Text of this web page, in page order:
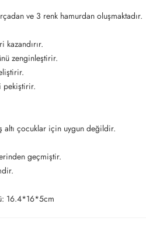
ve 3 renk hamurdan oluşmaktadır.
kazandırır.
zenginleştirir.
pekiştirir.
altı çocuklar için uygun değildir.
geçmiştir.
16.4*16*5cm